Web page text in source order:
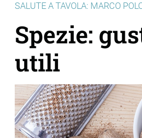
SALUTE A TAVOLA: MARCO
Spezie:
utili